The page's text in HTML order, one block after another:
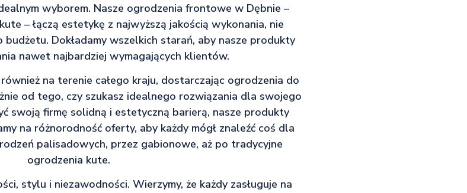
wyborem. Nasze ogrodzenia frontowe w Dębnie –
– łączą estetykę z najwyższą jakością wykonania, nie
Dokładamy wszelkich starań, aby nasze produkty
nawet najbardziej wymagających klientów.
na terenie całego kraju, dostarczając ogrodzenia do
od tego, czy szukasz idealnego rozwiązania dla swojego
swoją firmę solidną i estetyczną barierą, nasze produkty
na różnorodność oferty, aby każdy mógł znaleźć coś dla
palisadowych, przez gabionowe, aż po tradycyjne
ogrodzenia kute.
stylu i niezawodności. Wierzymy, że każdy zasługuje na